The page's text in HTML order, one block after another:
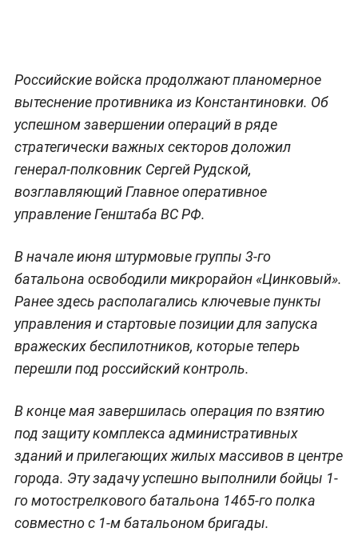
Российские войска продолжают планомерное
вытеснение противника из Константиновки. Об
успешном завершении операций в ряде
стратегически важных секторов доложил
генерал-полковник Сергей Рудской,
возглавляющий Главное оперативное
управление Генштаба ВС РФ.
В начале июня штурмовые группы 3-го
батальона освободили микрорайон «Цинковый».
Ранее здесь располагались ключевые пункты
управления и стартовые позиции для запуска
вражеских беспилотников, которые теперь
перешли под российский контроль.
В конце мая завершилась операция по взятию
под защиту комплекса административных
зданий и прилегающих жилых массивов в центре
города. Эту задачу успешно выполнили бойцы 1-
го мотострелкового батальона 1465-го полка
совместно с 1-м батальоном бригады.